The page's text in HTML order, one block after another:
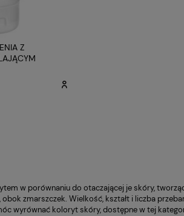
Z
w porównaniu do otaczającej je skóry,
zmarszczek. Wielkość, kształt i liczba
wyrównać koloryt skóry, dostępne w tej